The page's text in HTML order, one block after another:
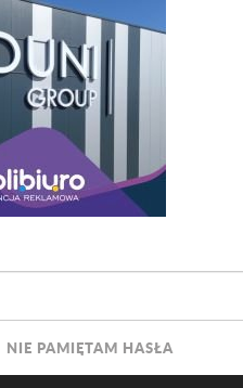
NIE PAMIĘTAM HASŁA